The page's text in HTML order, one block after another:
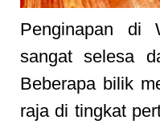
Penginapan di
sangat selesa
Beberapa bilik
raja di tingkat